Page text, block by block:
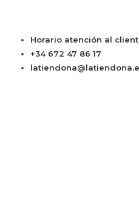
Horario atención al
+34 672 47 86 17